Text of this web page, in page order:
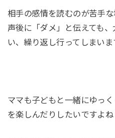
相手の感情を読むのが苦手
声後に「ダメ」と伝えても
い、繰り返し行ってしまいま
ママも子どもと一緒にゆっ
を楽しんだりしたいですよね